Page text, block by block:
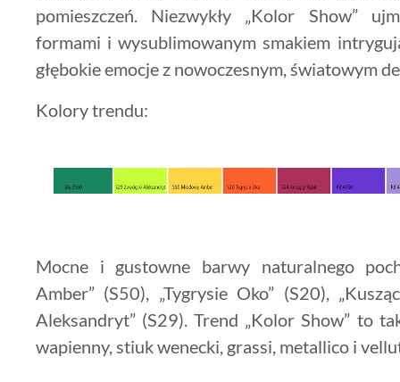
pomieszczeń. Niezwykły „Kolor Show”
formami i wysublimowanym smakiem
głębokie emocje z nowoczesnym, światowym
Kolory trendu:
Mocne i gustowne barwy naturalnego
Amber” (S50), „Tygrysie Oko” (S20),
Aleksandryt” (S29). Trend „Kolor Show” to
wapienny, stiuk wenecki, grassi, metallico i